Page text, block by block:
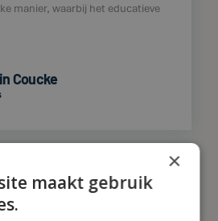
manier, waarbij het educatieve
Coucke
al 5 jaar bezig als zelfstandige en
×
maakt gebruik